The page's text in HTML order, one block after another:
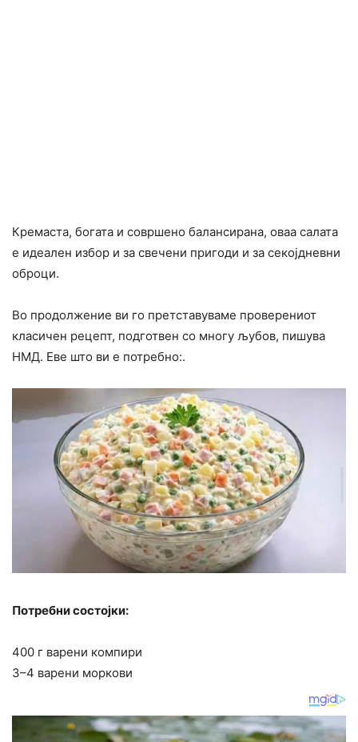
Кремаста, богата и совршено балансирана, оваа салата
е идеален избор и за свечени пригоди и за секојдневни
оброци.
Во продолжение ви го претставуваме проверениот
класичен рецепт, подготвен со многу љубов, пишува
НМД. Еве што ви е потребно:.
Потребни состојки:
400 г варени компири
3–4 варени моркови